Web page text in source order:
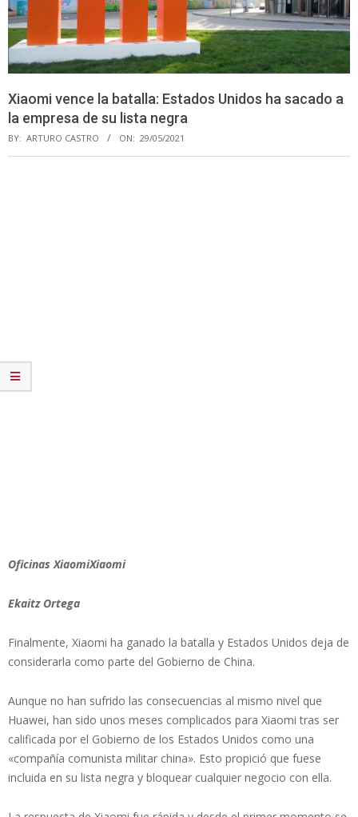
Xiaomi vence la batalla: Estados Unidos ha sacado a
la empresa de su lista negra
BY: ARTURO CASTRO ON: 29/05/2021
Oficinas XiaomiXiaomi
Ekaitz Ortega
Finalmente, Xiaomi ha ganado la batalla y Estados Unidos deja de
considerarla como parte del Gobierno de China.
Aunque no han sufrido las consecuencias al mismo nivel que
Huawei, han sido unos meses complicados para Xiaomi tras ser
calificada por el Gobierno de los Estados Unidos como una
«compañía comunista militar china». Esto propició que fuese
incluida en su lista negra y bloquear cualquier negocio con ella.